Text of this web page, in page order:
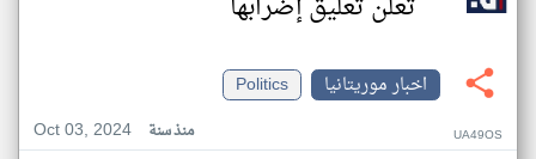
اخبار موريتانيا
Politics
Oct 03, 2024
منذ سنة UA49OS